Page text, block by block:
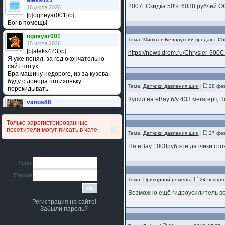
16 июля 2026
[b]ogneyar001[/b],
Бог в помощь!
ogneyar001
15 июля 2026
[b]aleks423[/b]
Я уже понял, за год окончательно
сайт потух.
Бра машину недорого, из за кузова,
буду с донора потихоньку
перекидывать.
vanos86
сравнивал подушку акпп бензиновой и
дизельной машины намера
4578063AG и 4578061AG? По фото
iMrCoffeeBLR4
11 июля 2026
[b]era124[/b],
Ага понял буду знать спасибо
era124
7 июля 2026
Только зарегистрированные
посетители могут писать в чате.
Логин
Пароль
Регистрация на сайте!
Забыли пароль?
2007г Скидка 50% 6038 рублей
Тема: Минты в Белоруссии продают
https://news.drom.ru/Chrysler-
Тема: Датчики давления шин | 28
Купил на eBay б/у 433 мегагерц
Тема: Датчики давления шин | 27
На eBay 1000руб эти датчики
Тема: Приводной ремень| 24
Возможно ещё гидроусилитель